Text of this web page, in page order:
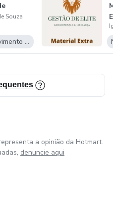
material de divulgação
Souza
Desenvolvimento Pessoal
a opinião da Hotmart.
denuncie aqui